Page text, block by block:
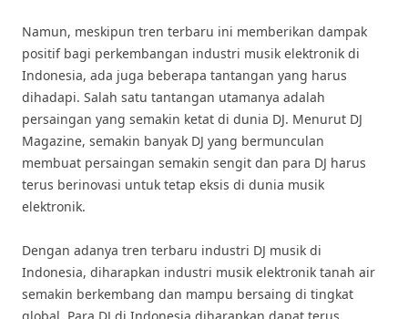
Namun, meskipun tren terbaru ini memberikan dampak
positif bagi perkembangan industri musik elektronik di
Indonesia, ada juga beberapa tantangan yang harus
dihadapi. Salah satu tantangan utamanya adalah
persaingan yang semakin ketat di dunia DJ. Menurut DJ
Magazine, semakin banyak DJ yang bermunculan
membuat persaingan semakin sengit dan para DJ harus
terus berinovasi untuk tetap eksis di dunia musik
elektronik.
Dengan adanya tren terbaru industri DJ musik di
Indonesia, diharapkan industri musik elektronik tanah air
semakin berkembang dan mampu bersaing di tingkat